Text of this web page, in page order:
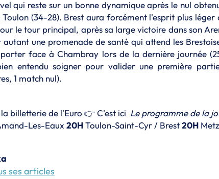
qui reste sur un bonne dynamique après le nul
(34-28). Brest aura forcément l'esprit plus léger
le tour principal, après sa large victoire dans son
autant une promenade de santé qui attend les
face à Chambray lors de la dernière journée
entendu soigner pour valider une première
1 match nul).
billetterie de l'Euro 👉 C'est ici Le programme de la
Les-Eaux 20HToulon-Saint-Cyr / Brest20H
ses articles